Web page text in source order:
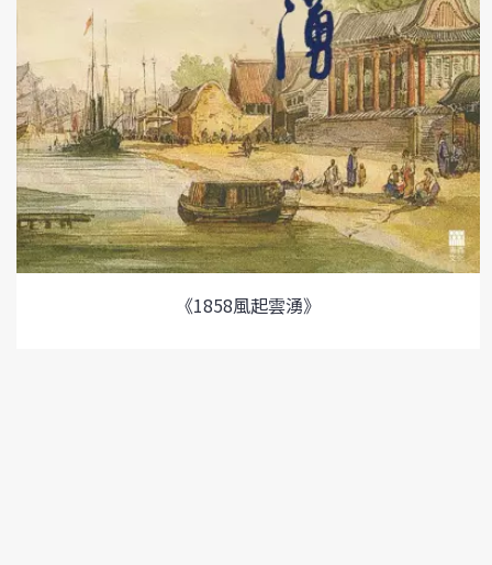
《1858風起雲湧》